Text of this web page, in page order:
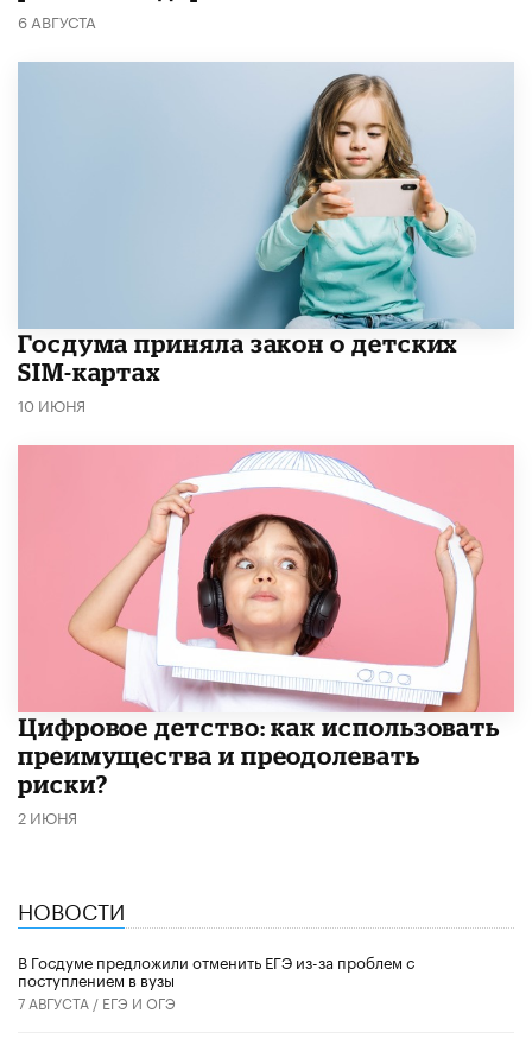
6 АВГУСТА
Госдума приняла закон о детских
SIM-картах
10 ИЮНЯ
​Цифровое детство: как использовать
преимущества и преодолевать
риски?
2 ИЮНЯ
НОВОСТИ
В Госдуме предложили отменить ЕГЭ из-за проблем с
поступлением в вузы
7 АВГУСТА / ЕГЭ И ОГЭ